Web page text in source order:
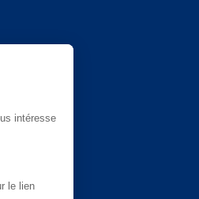
intéresse
le lien